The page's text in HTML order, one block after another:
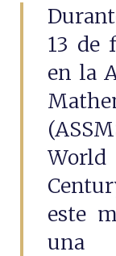
13 de
en la
este
una